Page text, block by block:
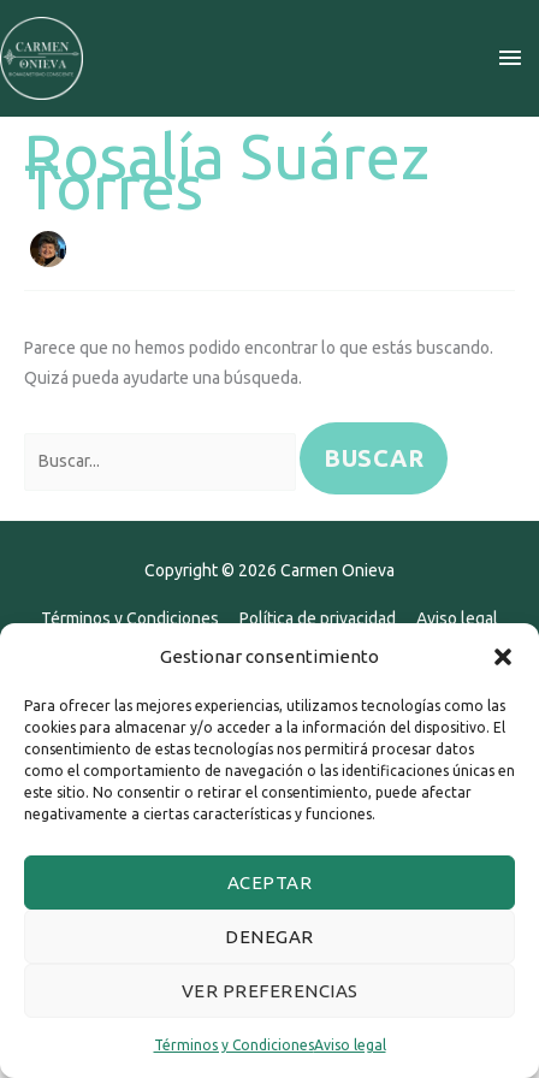
Gestionar consentimiento
Para ofrecer las mejores experiencias, utilizamos tecnologías como las
cookies para almacenar y/o acceder a la información del dispositivo. El
consentimiento de estas tecnologías nos permitirá procesar datos
como el comportamiento de navegación o las identificaciones únicas en
este sitio. No consentir o retirar el consentimiento, puede afectar
negativamente a ciertas características y funciones.
ACEPTAR
DENEGAR
VER PREFERENCIAS
Términos y CondicionesAviso legal
al
contenido
Rosalía Suárez
Torres
Parece que no hemos podido encontrar lo que estás buscando.
Quizá pueda ayudarte una búsqueda.
Buscar
por:
Copyright © 2026 Carmen Onieva
Términos y Condiciones Política de privacidad
Aviso legal
Política de Cookies